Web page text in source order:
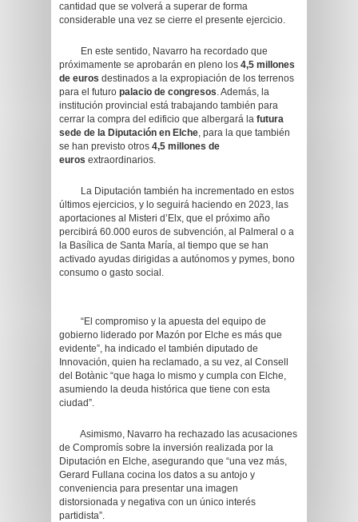
cantidad que se volverá a superar de forma
considerable una vez se cierre el presente ejercicio.
En este sentido, Navarro ha recordado que
próximamente se aprobarán en pleno los 4,5 millones
de euros destinados a la expropiación de los terrenos
para el futuro palacio de congresos. Además, la
institución provincial está trabajando también para
cerrar la compra del edificio que albergará la futura
sede de la Diputación en Elche, para la que también
se han previsto otros 4,5 millones de
euros extraordinarios.
La Diputación también ha incrementado en estos
últimos ejercicios, y lo seguirá haciendo en 2023, las
aportaciones al Misteri d’Elx, que el próximo año
percibirá 60.000 euros de subvención, al Palmeral o a
la Basílica de Santa María, al tiempo que se han
activado ayudas dirigidas a autónomos y pymes, bono
consumo o gasto social.
“El compromiso y la apuesta del equipo de
gobierno liderado por Mazón por Elche es más que
evidente”, ha indicado el también diputado de
Innovación, quien ha reclamado, a su vez, al Consell
del Botànic “que haga lo mismo y cumpla con Elche,
asumiendo la deuda histórica que tiene con esta
ciudad”.
Asimismo, Navarro ha rechazado las acusaciones
de Compromís sobre la inversión realizada por la
Diputación en Elche, asegurando que “una vez más,
Gerard Fullana cocina los datos a su antojo y
conveniencia para presentar una imagen
distorsionada y negativa con un único interés
partidista”.